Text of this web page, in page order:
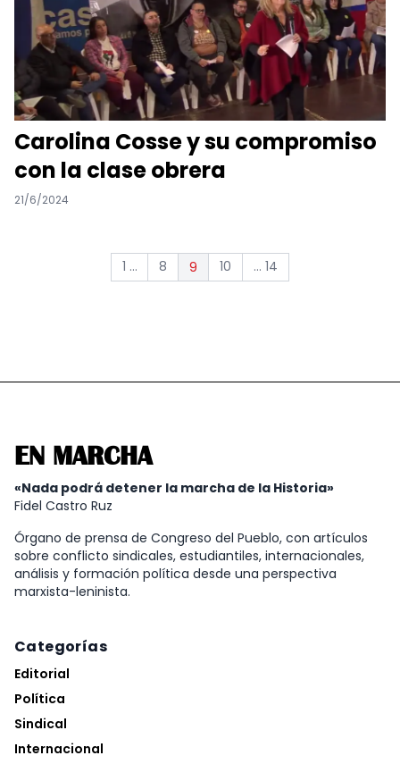
Carolina Cosse y su compromiso
con la clase obrera
21/6/2024
1 ... 8 9 10 ... 14
EN MARCHA
«Nada podrá detener la marcha de la Historia»
Fidel Castro Ruz
Órgano de prensa de Congreso del Pueblo, con artículos
sobre conflicto sindicales, estudiantiles, internacionales,
análisis y formación política desde una perspectiva
marxista-leninista.
Categorías
Editorial
Política
Sindical
Internacional